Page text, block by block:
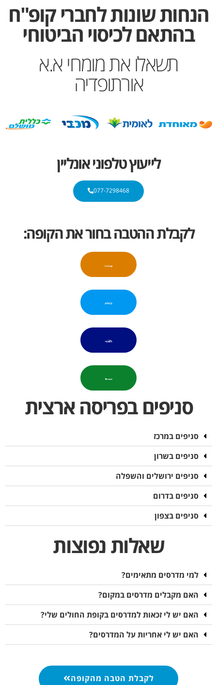
הנחות שונות לחברי קופ"ח
בהתאם לכיסוי הביטוחי
תשאלו את מומחי א.א
אורתופדיה
לייעוץ טלפוני אונליין
077-7298468
לקבלת ההטבה בחור את הקופה:
סניפים בפריסה ארצית
סניפים במרכז
סניפים בשרון
סניפים ירושלים והשפלה
סניפים בדרום
סניפים בצפון
שאלות נפוצות
למי מדרסים מתאימים?
האם מקבלים מדרסים במקום?
האם יש לי זכאות למדרסים בקופת החולים שלי?
האם יש לי אחריות על המדרסים?
לקבלת הטבה מהקופה